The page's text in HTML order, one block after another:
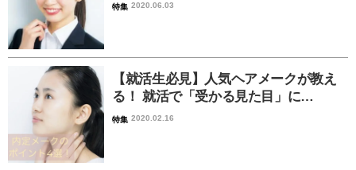
特集 2020.06.03
【就活生必見】人気ヘアメークが教え
る！ 就活で「受かる見た目」に…
特集 2020.02.16